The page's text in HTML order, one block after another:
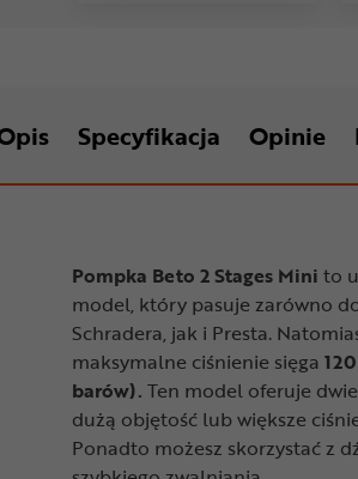
Specyfikacja Opinie
Pompka Beto 2 Stages Mini to
model, który pasuje zarówno
Schradera, jak i Presta.
maksymalne ciśnienie sięga
barów). Ten model oferuje
dużą objętość lub większe
Ponadto możesz skorzystać z